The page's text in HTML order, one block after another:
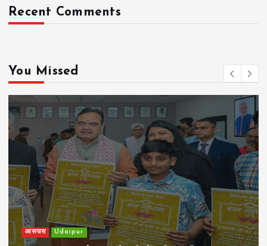
Recent Comments
You Missed
आसपास Udaipur